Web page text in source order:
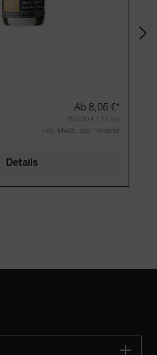
Ab 8,05 €*
(805,00 € / 1 Liter)
Inkl. MwSt., zzgl. Versand
Details